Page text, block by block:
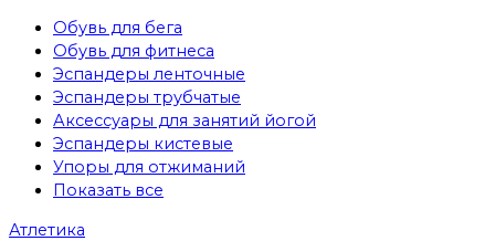
Обувь для бега
Обувь для фитнеса
Эспандеры ленточные
Эспандеры трубчатые
Аксессуары для занятий йогой
Эспандеры кистевые
Упоры для отжиманий
Показать все
Атлетика